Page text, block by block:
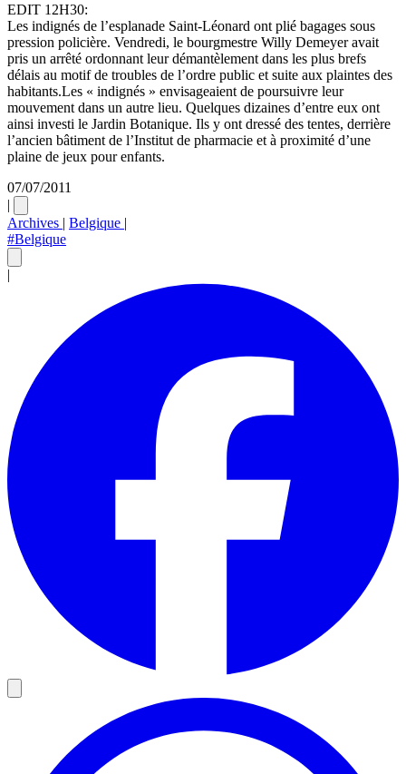
EDIT 12H30:
Les indignés de l’esplanade Saint-Léonard ont plié bagages sous
pression policière. Vendredi, le bourgmestre Willy Demeyer avait
pris un arrêté ordonnant leur démantèlement dans les plus brefs
délais au motif de troubles de l’ordre public et suite aux plaintes des
habitants.Les « indignés » envisageaient de poursuivre leur
mouvement dans un autre lieu. Quelques dizaines d’entre eux ont
ainsi investi le Jardin Botanique. Ils y ont dressé des tentes, derrière
l’ancien bâtiment de l’Institut de pharmacie et à proximité d’une
plaine de jeux pour enfants.
07/07/2011
|
Archives | Belgique |
#Belgique
|